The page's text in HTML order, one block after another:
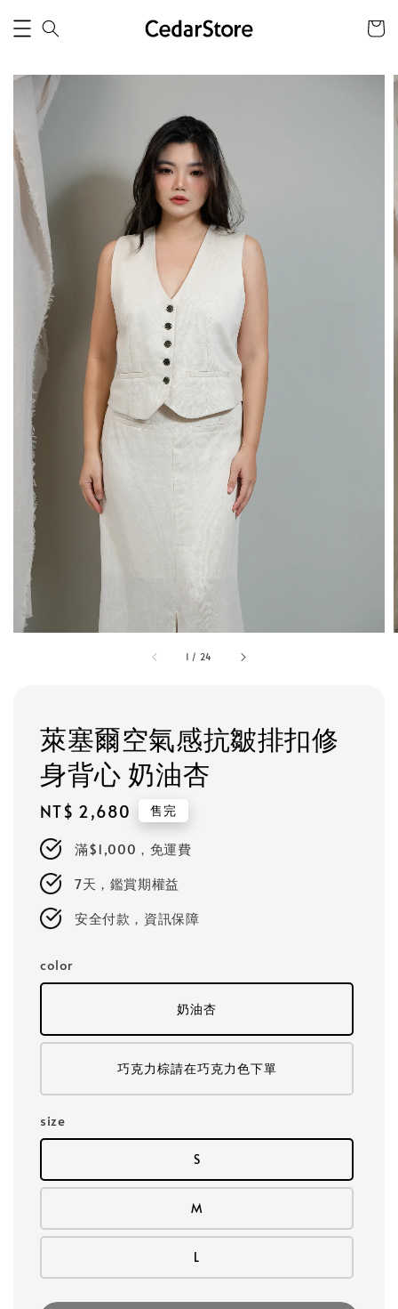
1 / 24
萊塞爾空氣感抗皺排扣修
身背心 奶油杏
Regular
price
NT$ 2,680 售完
滿$1,000，免運費
7天，鑑賞期權益
安全付款，資訊保障
color
奶油杏
巧克力棕請在巧克力色下單
size
S
M
L